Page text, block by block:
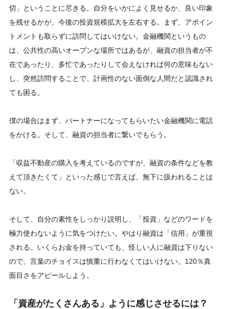
切」ということに尽きる。自分をいかによく見せるか、良い印象
を残せるかが、今後の投資規模拡大を左右する。まず、アポイン
トメントも取らずに訪問してはいけない。金融機関というもの
は、公共性の高いオープンな場所ではあるが、融資の担当者が不
在であったり、多忙であったりして会えなければ何の意味もない
し、突然訪問することで、計画性のない面倒な人間だと認識され
ても困る。
僕の場合はまず、パートナーになってもらいたい金融機関に電話
をかける。そして、融資の担当者に繋いでもらう。
「収益不動産の購入を考えているのですが、融資の条件などを教
えて頂きたくて」といった感じで言えば、無下に扱われることは
ない。
そして、自分の素性をしっかり説明し、「投資」などのワードを
極力使わないように気をつけたい。やはり融資は「信用」が重視
される。いくらお金を持っていても、怪しい人に融資は下りない
ので、言葉のチョイスは慎重に行わなくてはいけない。120％真
面目さをアピールしよう。
「資産がたくさんある」ように感じさせるには？